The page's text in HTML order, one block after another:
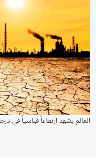
العالم يشهد ارتفاعاً قياسياً في